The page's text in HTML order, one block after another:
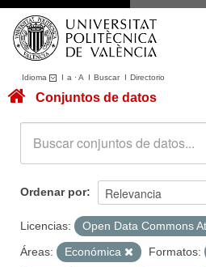
Idioma I a ·A I BuscarI Directorio
Conjuntos de datos
Acerca de
Portal de Transparencia
Conjuntos de datos
Ordenar por
Licencias:
Open Data Commons
Áreas:
Económica Formatos: